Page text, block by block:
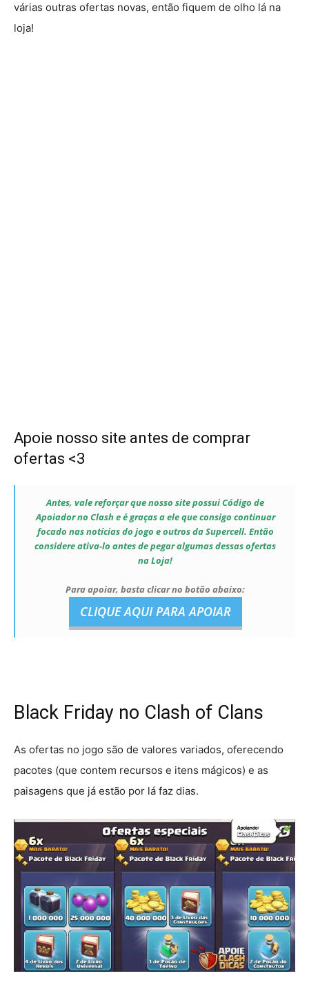
várias outras ofertas novas, então fiquem de olho lá na
loja!
Apoie nosso site antes de comprar
ofertas <3
Antes, vale reforçar que nosso site possui Código de
Apoiador no Clash e é graças a ele que consigo continuar
focado nas notícias do jogo e outros da Supercell. Então
considere ativa-lo antes de pegar algumas dessas ofertas
na Loja!
Para apoiar, basta clicar no botão abaixo:
CLIQUE AQUI PARA APOIAR
Black Friday no Clash of Clans
As ofertas no jogo são de valores variados, oferecendo
pacotes (que contem recursos e itens mágicos) e as
paisagens que já estão por lá faz dias.